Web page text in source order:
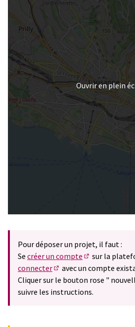
Ouvrir en plein
Pour déposer un projet, il faut :
Se créer un compte
(S'ouvre dans
sur la
connecter
(S'ouvre dans un
avec un compte
Cliquer sur le bouton rose "
suivre les instructions.